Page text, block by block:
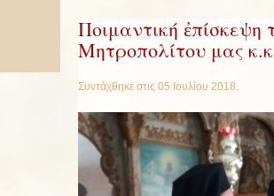
Ποιμαντική
Μητροπολίτου μας
Συντάχθηκε στις 05 Ιουλίου 2018.